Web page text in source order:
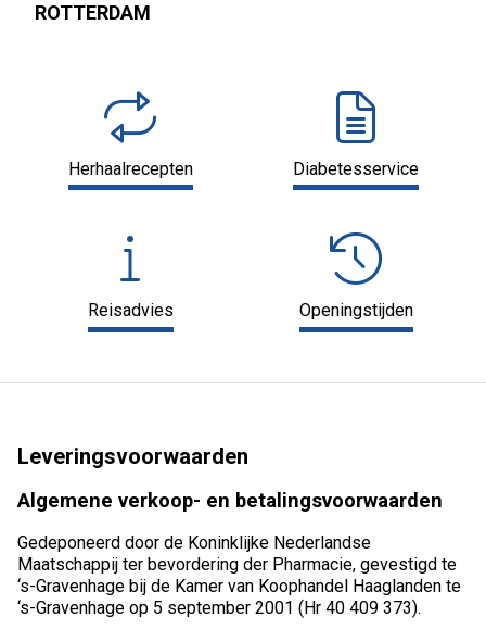
ROTTERDAM
Herhaalrecepten Diabetesservice
Reisadvies Openingstijden
Leveringsvoorwaarden
Algemene verkoop- en betalingsvoorwaarden
Gedeponeerd door de Koninklijke Nederlandse
Maatschappij ter bevordering der Pharmacie, gevestigd te
‘s-Gravenhage bij de Kamer van Koophandel Haaglanden te
‘s-Gravenhage op 5 september 2001 (Hr 40 409 373).